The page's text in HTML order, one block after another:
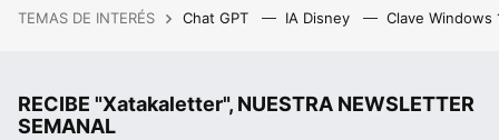
TEMAS DE INTERÉS Chat GPT IA Disney Clave Windows
RECIBE "Xatakaletter", NUESTRA NEWSLETTER
SEMANAL